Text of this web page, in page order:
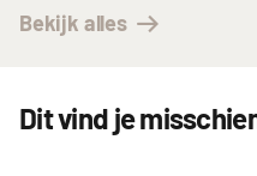
Bekijk alles
Dit vind je